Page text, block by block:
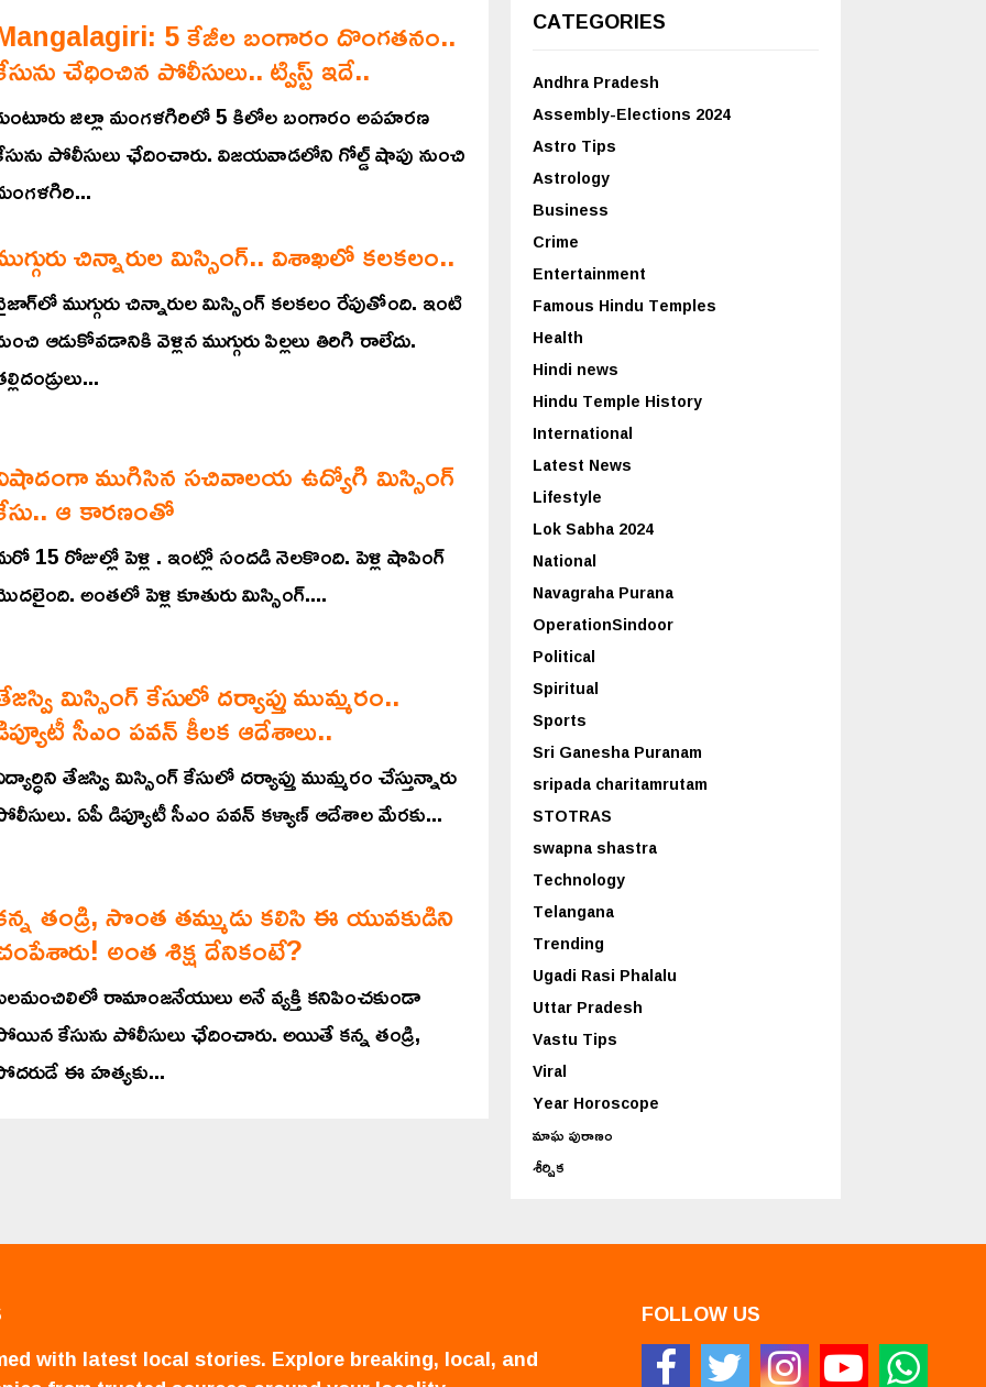
5 కేజీల బంగారం దొంగతనం..
చేధించిన పోలీసులు.. ట్విస్ట్ ఇదే..
జిల్లా మంగళగిరిలో 5 కిలోల బంగారం అపహరణ
పోలీసులు ఛేదించారు. విజయవాడలోని గోల్డ్ షాపు నుంచి
చిన్నారుల మిస్సింగ్.. విశాఖలో కలకలం..
ముగ్గురు చిన్నారుల మిస్సింగ్ కలకలం రేపుతోంది. ఇంటి
ఆడుకోవడానికి వెళ్లిన ముగ్గురు పిల్లలు తిరిగి రాలేదు.
ముగిసిన సచివాలయ ఉద్యోగి మిస్సింగ్
ఆ కారణంతో
15 రోజుల్లో పెళ్లి . ఇంట్లో సందడి నెలకొంది. పెళ్లి షాపింగ్
అంతలో పెళ్లి కూతురు మిస్సింగ్....
మిస్సింగ్ కేసులో దర్యాప్తు ముమ్మరం..
సీఎం పవన్ కీలక ఆదేశాలు..
తేజస్వి మిస్సింగ్ కేసులో దర్యాప్తు ముమ్మరం చేస్తున్నారు
ఏపీ డిప్యూటీ సీఎం పవన్ కళ్యాణ్‌ ఆదేశాల మేరకు...
తండ్రి, సొంత తమ్ముడు కలిసి ఈ యువకుడిని
అంత శిక్ష దేనికంటే?
రామాంజనేయులు అనే వ్యక్తి కనిపించకుండా
కేసును పోలీసులు ఛేదించారు. అయితే కన్న తండ్రి,
ఈ హత్యకు...
CATEGORIES
Andhra Pradesh
Assembly-Elections 2024
Astro Tips
Astrology
Business
Crime
Entertainment
Famous Hindu Temples
Health
Hindi news
Hindu Temple History
International
Latest News
Lifestyle
Lok Sabha 2024
National
Navagraha Purana
OperationSindoor
Political
Spiritual
Sports
Sri Ganesha Puranam
sripada charitamrutam
STOTRAS
swapna shastra
Technology
Telangana
Trending
Ugadi Rasi Phalalu
Uttar Pradesh
Vastu Tips
Viral
Year Horoscope
మాఘ పురాణం
శీర్షిక
with latest local stories. Explore breaking, local, and
FOLLOW US